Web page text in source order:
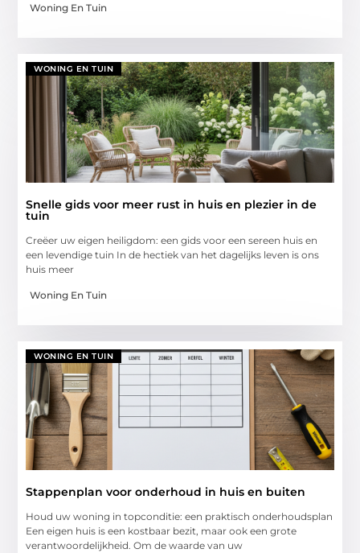
Woning En Tuin
WONING EN TUIN
Snelle gids voor meer rust in huis en plezier in de
tuin
Creëer uw eigen heiligdom: een gids voor een sereen huis en
een levendige tuin In de hectiek van het dagelijks leven is ons
huis meer
Woning En Tuin
WONING EN TUIN
Stappenplan voor onderhoud in huis en buiten
Houd uw woning in topconditie: een praktisch onderhoudsplan
Een eigen huis is een kostbaar bezit, maar ook een grote
verantwoordelijkheid. Om de waarde van uw